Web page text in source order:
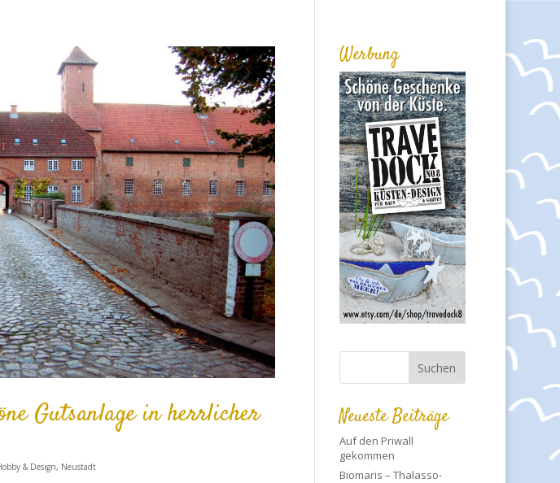
Gutsanlage in herrlicher
& Design, Neustadt
Werbung
Neueste Beiträge
Auf den Priwall
gekommen
Biomaris – Thalasso-